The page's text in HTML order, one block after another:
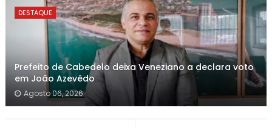
DESTAQUE
Prefeito de Cabedelo deixa Veneziano a declara voto
em João Azevêdo
Agosto 06, 2026